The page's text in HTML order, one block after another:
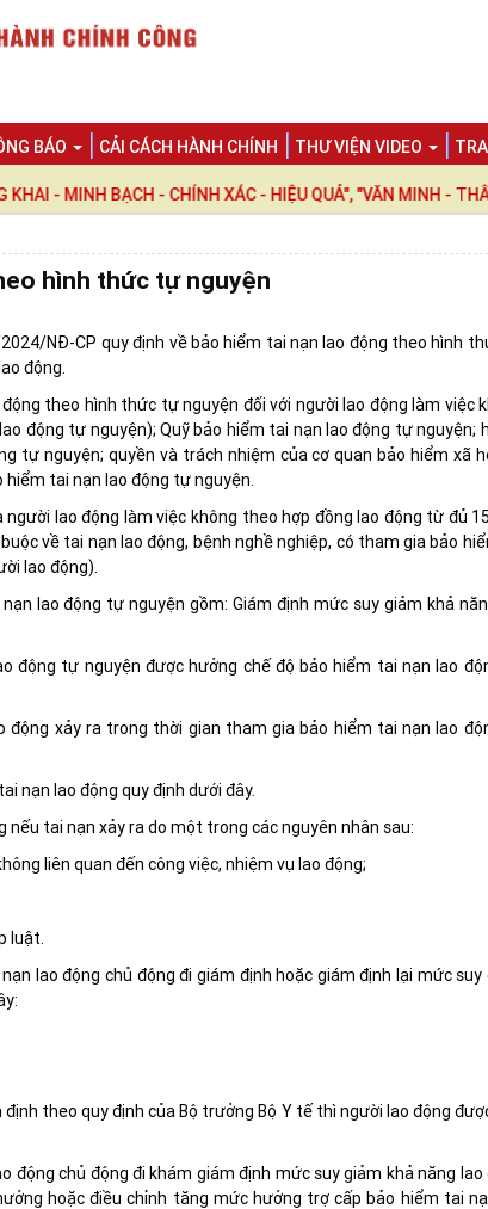
BÁO CẢI CÁCH HÀNH CHÍNH THƯ VIỆN VIDEO
BẠCH - CHÍNH XÁC - HIỆU QUẢ", "VĂN MINH - THÂN
hình thức tự nguyện
NĐ-CP quy định về bảo hiểm tai nạn lao động theo hình
động.
theo hình thức tự nguyện đối với người lao động làm việc
động tự nguyện); Quỹ bảo hiểm tai nạn lao động tự nguyện;
tự nguyện; quyền và trách nhiệm của cơ quan bảo hiểm xã
hiểm tai nạn lao động tự nguyện.
lao động làm việc không theo hợp đồng lao động từ đủ
về tai nạn lao động, bệnh nghề nghiệp, có tham gia bảo
lao động).
lao động tự nguyện gồm: Giám định mức suy giảm khả
động tự nguyện được hưởng chế độ bảo hiểm tai nạn lao
động xảy ra trong thời gian tham gia bảo hiểm tai nạn lao
nạn lao động quy định dưới đây.
nếu tai nạn xảy ra do một trong các nguyên nhân sau:
liên quan đến công việc, nhiệm vụ lao động;
luật.
lao động chủ động đi giám định hoặc giám định lại mức suy
theo quy định của Bộ trưởng Bộ Y tế thì người lao động
động chủ động đi khám giám định mức suy giảm khả năng lao
hoặc điều chỉnh tăng mức hưởng trợ cấp bảo hiểm tai